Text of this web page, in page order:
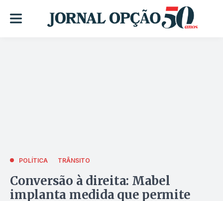
POLÍTICA TRÂNSITO
Conversão à direita: Mabel
implanta medida que permite